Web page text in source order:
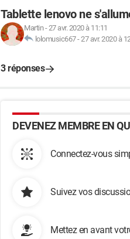
Tablette lenovo ne
Martin-27 avr. 2020 à 11:11
lolomusic667-27 avr. 2020 à
3 réponses
DEVENEZ MEMBRE EN
Connectez-vous
Suivez vos
Mettez en avant